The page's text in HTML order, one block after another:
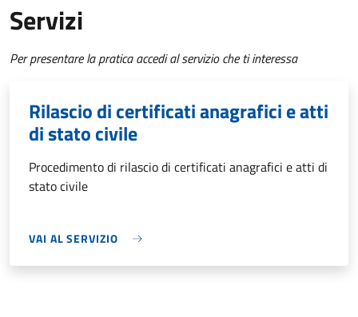
Servizi
Per presentare la pratica accedi al servizio che ti interessa
Rilascio di certificati anagrafici e atti
di stato civile
Procedimento di rilascio di certificati anagrafici e atti di
stato civile
VAI AL SERVIZIO